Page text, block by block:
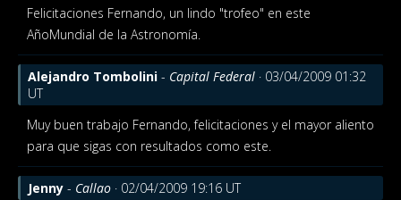
Felicitaciones Fernando, un lindo "trofeo" en este
AñoMundial de la Astronomía.
Alejandro Tombolini - Capital Federal · 03/04/2009 01:32
UT
Muy buen trabajo Fernando, felicitaciones y el mayor aliento
para que sigas con resultados como este.
Jenny - Callao · 02/04/2009 19:16 UT